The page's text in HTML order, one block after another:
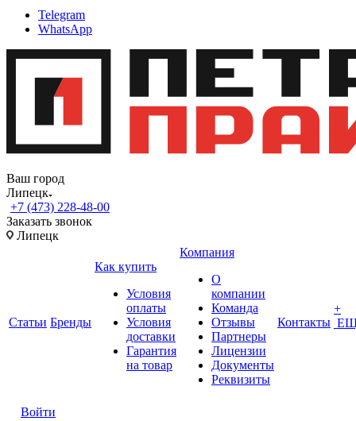
Telegram
WhatsApp
Ваш город
Липецк
+7 (473) 228-48-00
Заказать звонок
Липецк
Статьи Бренды
Как купить
Условия
оплаты
Условия
доставки
Гарантия
на товар
Компания
О
компании
Команда
Отзывы
Партнеры
Лицензии
Документы
Реквизиты
Контакты
+
Войти